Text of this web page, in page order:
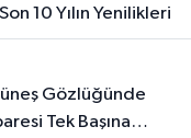
10 Yılın Yenilikleri
Tek Başına